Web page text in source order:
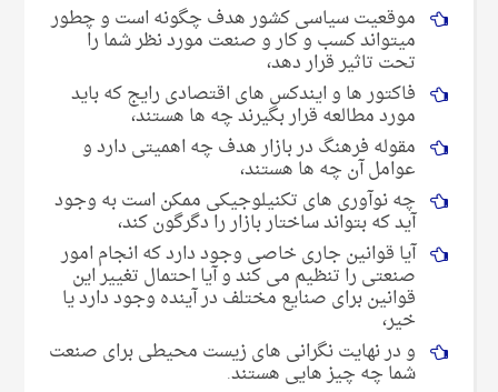
موقعیت سیاسی کشور هدف چگونه است و چطور
میتواند کسب و کار و صنعت مورد نظر شما را
تحت تاثیر قرار دهد،
فاکتور ها و ایندکس های اقتصادی رایج که باید
مورد مطالعه قرار بگیرند چه ها هستند،
مقوله فرهنگ در بازار هدف چه اهمیتی دارد و
عوامل آن چه ها هستند،
چه نوآوری های تکنیلوجیکی ممکن است به وجود
آید که بتواند ساختار بازار را دگرگون کند،
آیا قوانین جاری خاصی وجود دارد که انجام امور
صنعتی را تنظیم می کند و آیا احتمال تغییر این
قوانین برای صنایع مختلف در آینده وجود دارد یا
خیر،
و در نهایت نگرانی های زیست محیطی برای صنعت
شما چه چیز هایی هستند.